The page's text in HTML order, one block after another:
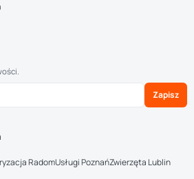
Zapisz
RadomUsługi PoznańZwierzęta Lublin